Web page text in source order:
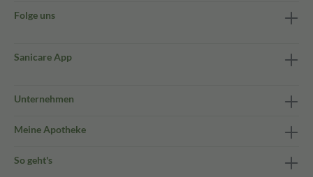
Folge uns
Sanicare App
Unternehmen
Meine Apotheke
So geht's